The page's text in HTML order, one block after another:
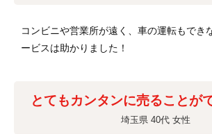
コンビニや営業所が遠く、車の運転もでき
ービスは助かりました！
とてもカンタンに売ることが
埼玉県 40代 女性